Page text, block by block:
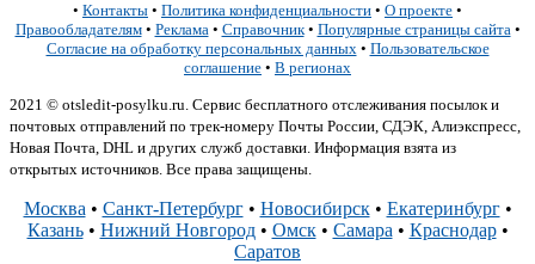
• Контакты • Политика конфиденциальности • О проекте •
Правообладателям• Реклама• Справочник• Популярные страницы сайта•
Согласие на обработку персональных данных• Пользовательское
соглашение • В регионах
2021 © otsledit-posylku.ru. Сервис бесплатного отслеживания посылок и
почтовых отправлений по трек-номеру Почты России, СДЭК, Алиэкспресс,
Новая Почта, DHL и других служб доставки. Информация взята из
открытых источников. Все права защищены.
Москва • Санкт-Петербург• Новосибирск• Екатеринбург•
Казань• Нижний Новгород• Омск• Самара • Краснодар•
Саратов